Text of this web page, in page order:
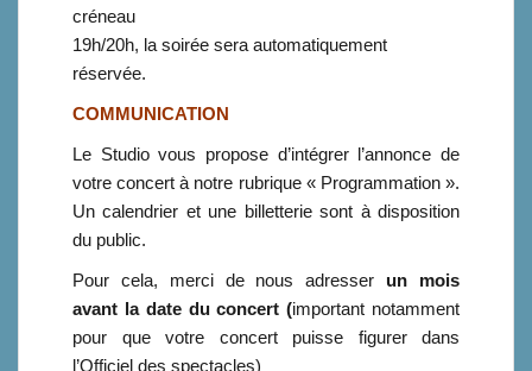
créneau
19h/20h, la soirée sera automatiquement
réservée.
COMMUNICATION
Le Studio vous propose d’intégrer l’annonce de
votre concert à notre rubrique « Programmation ».
Un calendrier et une billetterie sont à disposition
du public.
Pour cela, merci de nous adresser un mois
avant la date du concert (important notamment
pour que votre concert puisse figurer dans
l’Officiel des spectacles)